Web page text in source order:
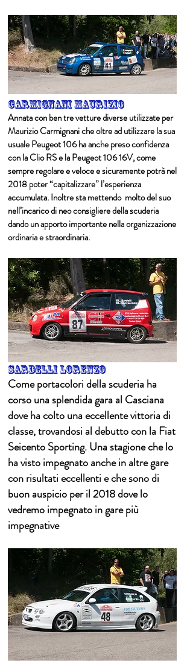
Carmignani maurizio
Annata con ben tre vetture diverse utilizzate per
Maurizio Carmignani che oltre ad utilizzare la sua
usuale Peugeot 106 ha anche preso confidenza
con la Clio RS e la Peugeot 106 16V, come
sempre regolare e veloce e sicuramente potrà nel
2018 poter “capitalizzare” l’esperienza
accumulata. Inoltre sta mettendo molto del suo
nell’incarico di neo consigliere della scuderia
dando un apporto importante nella organizzazione
ordinaria e straordinaria.
sardelli lorenzo
Come portacolori della scuderia ha
corso una splendida gara al Casciana
dove ha colto una eccellente vittoria di
classe, trovandosi al debutto con la Fiat
Seicento Sporting. Una stagione che lo
ha visto impegnato anche in altre gare
con risultati eccellenti e che sono di
buon auspicio per il 2018 dove lo
vedremo impegnato in gare più
impegnative